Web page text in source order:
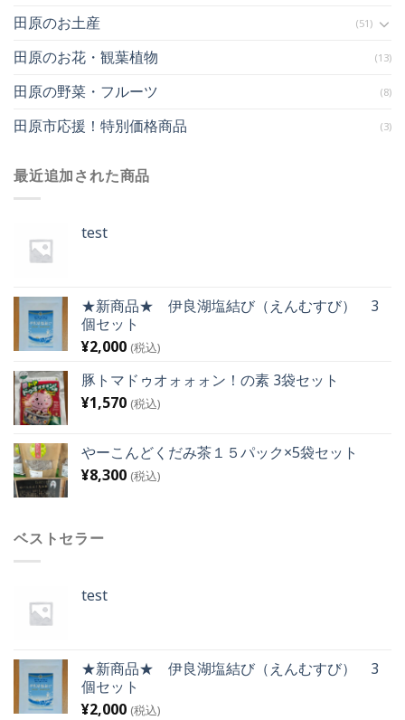
田原のお土産 (51)
田原のお花・観葉植物 (13)
田原の野菜・フルーツ (8)
田原市応援！特別価格商品 (3)
最近追加された商品
test
★新商品★ 伊良湖塩結び（えんむすび） 3
個セット
¥2,000 (税込)
豚トマドゥオォォォン！の素 3袋セット
¥1,570 (税込)
やーこんどくだみ茶１５パック×5袋セット
¥8,300 (税込)
ベストセラー
test
★新商品★ 伊良湖塩結び（えんむすび） 3
個セット
¥2,000 (税込)